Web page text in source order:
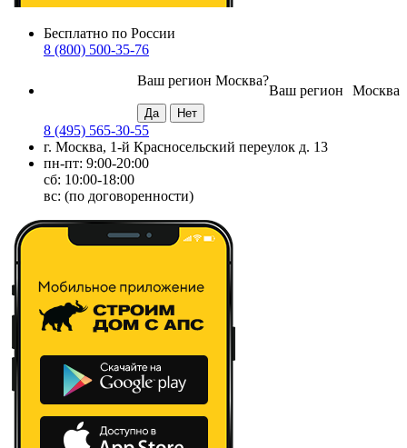
Бесплатно по России
8 (800) 500-35-76
Москва
Ваш регион
Ваш регион Москва?
8 (495) 565-30-55
г. Москва, 1-й Красносельский переулок д. 13
пн-пт: 9:00-20:00
сб: 10:00-18:00
вс: (по договоренности)